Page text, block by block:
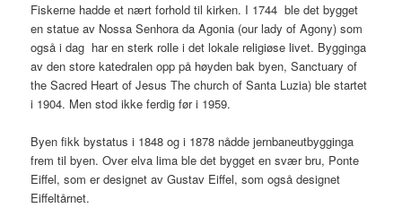
Fiskerne hadde et nært forhold til kirken. I 1744 ble det bygget
en statue av Nossa Senhora da Agonia (our lady of Agony) som
også i dag har en sterk rolle i det lokale religiøse livet. Bygginga
av den store katedralen opp på høyden bak byen, Sanctuary of
the Sacred Heart of Jesus The church of Santa Luzia) ble startet
i 1904. Men stod ikke ferdig før i 1959.
Byen fikk bystatus i 1848 og i 1878 nådde jernbaneutbygginga
frem til byen. Over elva lima ble det bygget en svær bru, Ponte
Eiffel, som er designet av Gustav Eiffel, som også designet
Eiffeltårnet.